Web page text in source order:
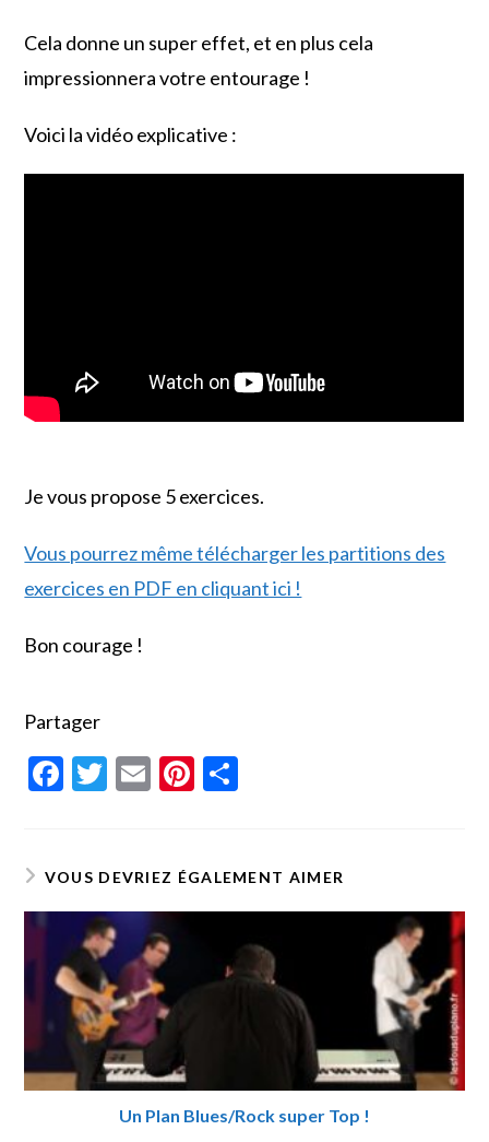
Cela donne un super effet, et en plus cela
impressionnera votre entourage !
Voici la vidéo explicative :
Je vous propose 5 exercices.
Vous pourrez même télécharger les partitions des
exercices en PDF en cliquant ici !
Bon courage !
Partager
F
b
o
o
k
T
er
E
l
Pi
es
t
g
er
VOUS DEVRIEZ ÉGALEMENT AIMER
Un Plan Blues/Rock super Top !